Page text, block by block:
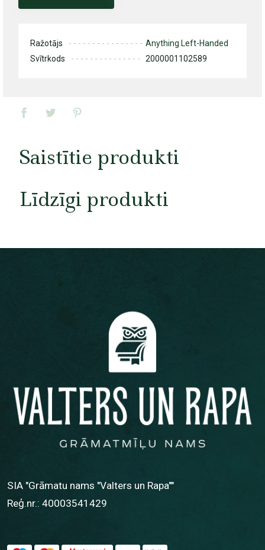
Ražotājs
Anything Left-Handed
Svītrkods
2000001102589
Saistītie produkti
Līdzīgi produkti
SIA "Grāmatu nams "Valters un Rapa""
Reģ.nr.: 40003541429